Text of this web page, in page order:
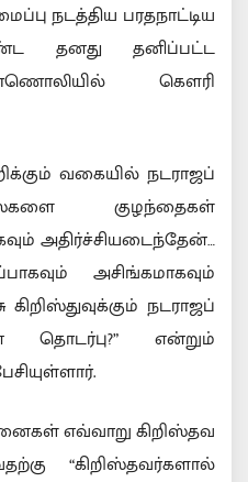
நடத்திய பரதநாட்டிய
தனது தனிப்பட்ட
கௌரி
வகையில் நடராஜப்
குழந்தைகள்
அதிர்ச்சியடைந்தேன்…
அசிங்கமாகவும்
நடராஜப்
தொடர்பு?” என்றும்
எவ்வாறு கிறிஸ்தவ
“கிறிஸ்தவர்களால்